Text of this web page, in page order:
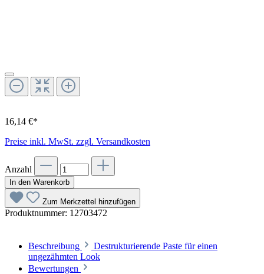
16,14 €*
Preise inkl. MwSt. zzgl. Versandkosten
Anzahl
In den Warenkorb
Zum Merkzettel hinzufügen
Produktnummer: 12703472
Beschreibung
Destrukturierende Paste für einen
ungezähmten Look
Bewertungen